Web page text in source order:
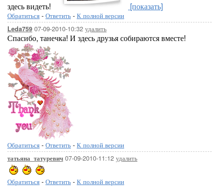
здесь видеть! [показать]
Обратиться - Ответить - К полной версии
Leda759 07-09-2010-10:32 удалить
Спасибо, танечка! И здесь друзья собираются вместе!
Обратиться - Ответить - К полной версии
татьяна_татуревич 07-09-2010-11:12 удалить
Обратиться - Ответить - К полной версии